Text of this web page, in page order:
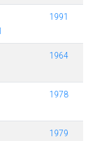
1991
1964
1978
1979